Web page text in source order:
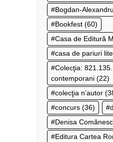
Bogdan-
Bookfest (60)
Casa de Editură
casa de pariuri
Colecţia:
contemporani (22)
colecţia n’autor
concurs (36)
Denisa
Editura Cartea